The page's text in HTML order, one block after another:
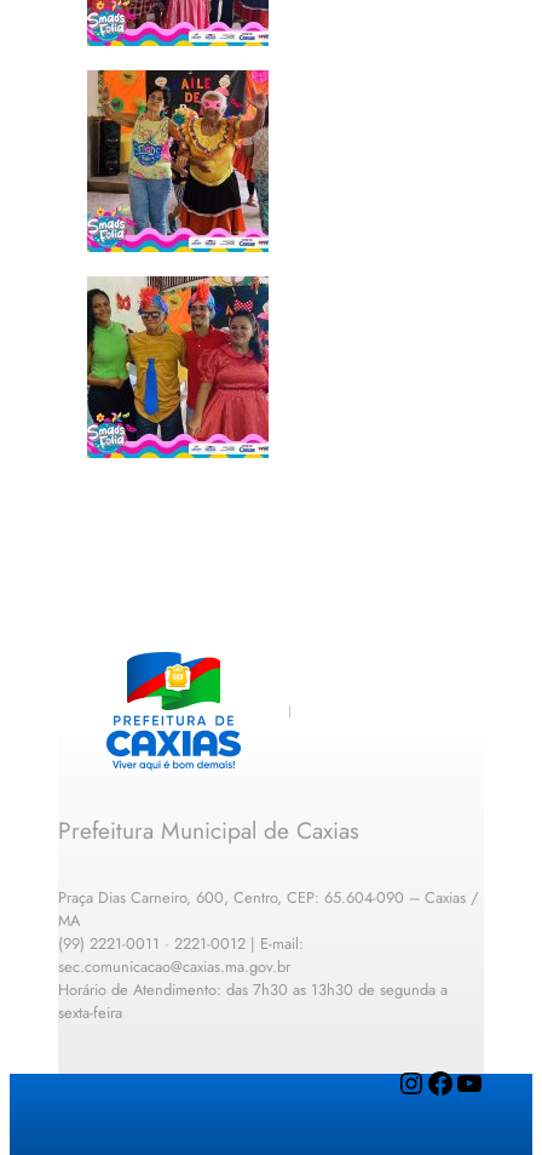
Prefeitura Municipal de Caxias
Praça Dias Carneiro, 600, Centro, CEP: 65.604-090 – Caxias /
MA
(99) 2221-0011 · 2221-0012 | E-mail:
sec.comunicacao@caxias.ma.gov.br
Horário de Atendimento: das 7h30 as 13h30 de segunda a
sexta-feira
InstagramFacebook YouTube